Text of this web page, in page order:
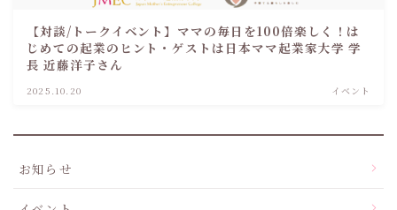
【対談/トークイベント】ママの毎日を100倍楽しく！は
じめての起業のヒント・ゲストは日本ママ起業家大学 学
長 近藤洋子さん
2025.10.20 イベント
お知らせ